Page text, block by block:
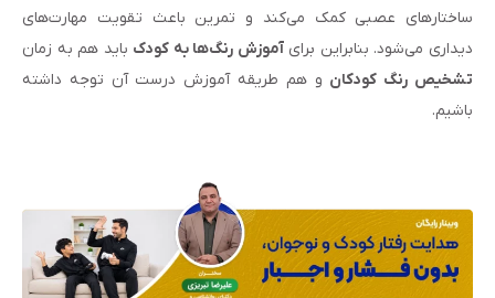
ساختارهای عصبی کمک می‌کند و تمرین باعث تقویت مهارت‌های
دیداری می‌شود. بنابراین برایآموزش رنگ‌ها به کودک باید هم به زمان
تشخیص رنگ کودکان و هم طریقه آموزش درست آن توجه داشته
باشیم.